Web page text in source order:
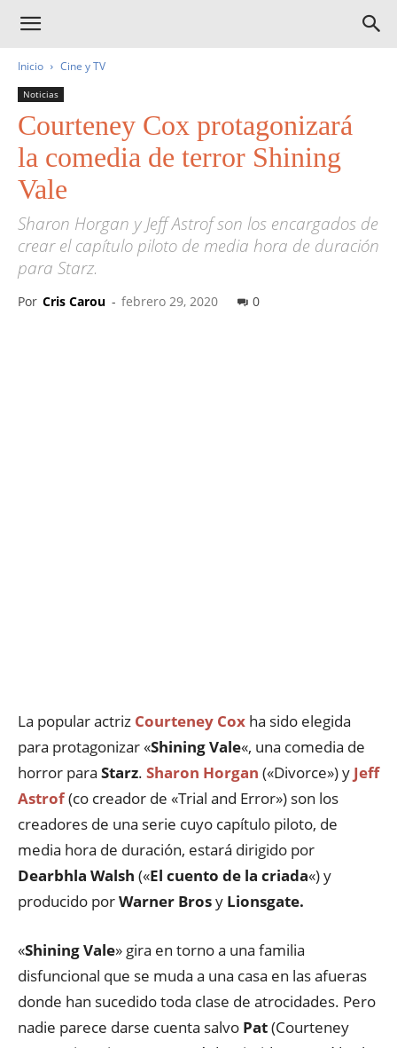
Inicio Cine y TV
Noticias
Courteney Cox protagonizará
la comedia de terror Shining
Vale
Sharon Horgan y Jeff Astrof son los encargados de
crear el capítulo piloto de media hora de duración
para Starz.
Por Cris Carou - febrero 29, 2020 0
La popular actriz Courteney Cox ha sido elegida
para protagonizar «Shining Vale«, una comedia de
horror para Starz. Sharon Horgan («Divorce») y Jeff
Astrof(co creador de «Trial and Error») son los
creadores de una serie cuyo capítulo piloto, de
media hora de duración, estará dirigido por
Dearbhla Walsh («El cuento de la criada«) y
producido porWarner Brosy Lionsgate.
«Shining Vale» gira en torno a una familia
disfuncional que se muda a una casa en las afueras
donde han sucedido toda clase de atrocidades. Pero
nadie parece darse cuenta salvo Pat(Courteney